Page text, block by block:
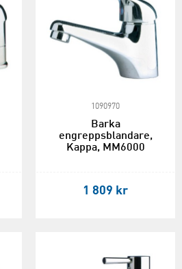
1090970
Barka
engreppsblandare,
Kappa, MM6000
1 809 kr